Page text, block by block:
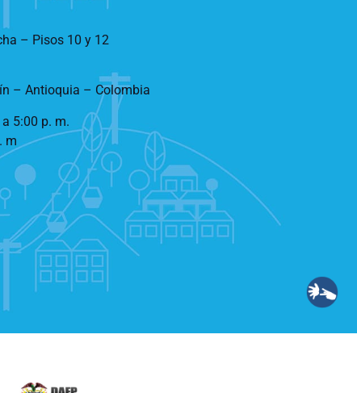
– Pisos 10 y 12
– Antioquia – Colombia
5:00 p. m.
m